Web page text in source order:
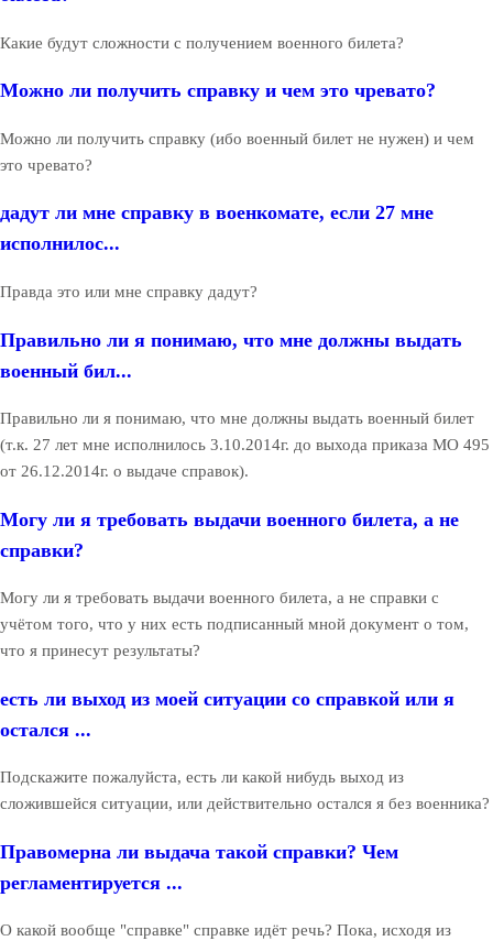
Какие будут сложности с получением военного билета?
Можно ли получить справку и чем это чревато?
Можно ли получить справку (ибо военный билет не нужен) и чем
это чревато?
дадут ли мне справку в военкомате, если 27 мне
исполнилос...
Правда это или мне справку дадут?
Правильно ли я понимаю, что мне должны выдать
военный бил...
Правильно ли я понимаю, что мне должны выдать военный билет
(т.к. 27 лет мне исполнилось 3.10.2014г. до выхода приказа МО 495
от 26.12.2014г. о выдаче справок).
Могу ли я требовать выдачи военного билета, а не
справки?
Могу ли я требовать выдачи военного билета, а не справки с
учётом того, что у них есть подписанный мной документ о том,
что я принесут результаты?
есть ли выход из моей ситуации со справкой или я
остался ...
Подскажите пожалуйста, есть ли какой нибудь выход из
сложившейся ситуации, или действительно остался я без военника?
Правомерна ли выдача такой справки? Чем
регламентируется ...
О какой вообще "справке" справке идёт речь? Пока, исходя из